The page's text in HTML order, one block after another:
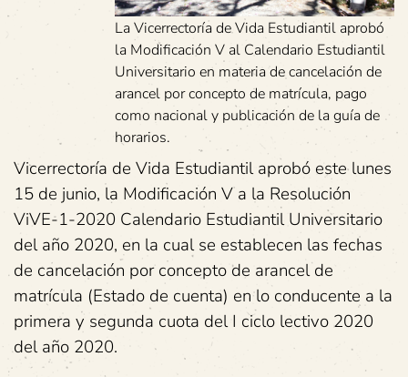
La Vicerrectoría de Vida Estudiantil aprobó
la Modificación V al Calendario Estudiantil
Universitario en materia de cancelación de
arancel por concepto de matrícula, pago
como nacional y publicación de la guía de
horarios.
Vicerrectoría de Vida Estudiantil aprobó este lunes
15 de junio, la Modificación V a la Resolución
ViVE-1-2020 Calendario Estudiantil Universitario
del año 2020, en la cual se establecen las fechas
de cancelación por concepto de arancel de
matrícula (Estado de cuenta) en lo conducente a la
primera y segunda cuota del I ciclo lectivo 2020
del año 2020.